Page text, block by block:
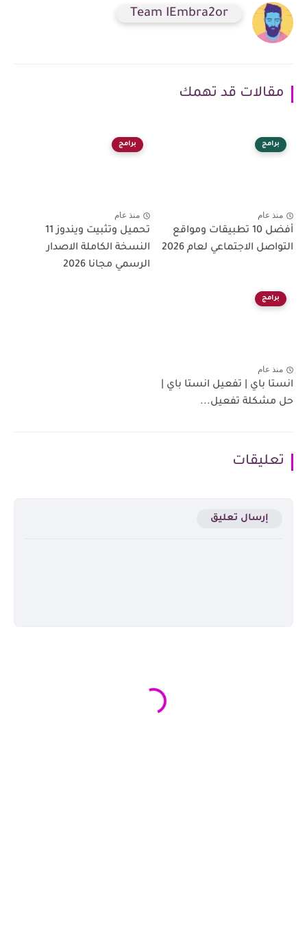
Team IEmbra2or
مقالات قد تهمك
برامج
منذ عام
أفضل 10 تطبيقات ومواقع
التواصل الاجتماعي لعام 2026
برامج
منذ عام
تحميل وتثبيت ويندوز 11
النسخة الكاملة الاصدار
الرسمي مجانا 2026
برامج
منذ عام
انستا باي | تفعيل انستا باي |
حل مشكلة تفعيل...
تعليقات
إرسال تعليق